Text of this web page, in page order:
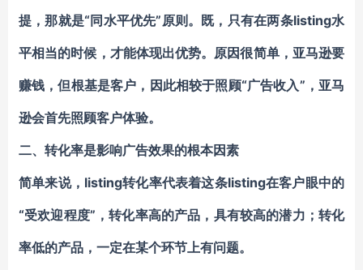
提，那就是“同水平优先”原则。既，只有在两条listing水
平相当的时候，才能体现出优势。原因很简单，亚马逊要
赚钱，但根基是客户，因此相较于照顾“广告收入”，亚马
逊会首先照顾客户体验。
二、转化率是影响广告效果的根本因素
简单来说，listing转化率代表着这条listing在客户眼中的
“受欢迎程度”，转化率高的产品，具有较高的潜力；转化
率低的产品，一定在某个环节上有问题。